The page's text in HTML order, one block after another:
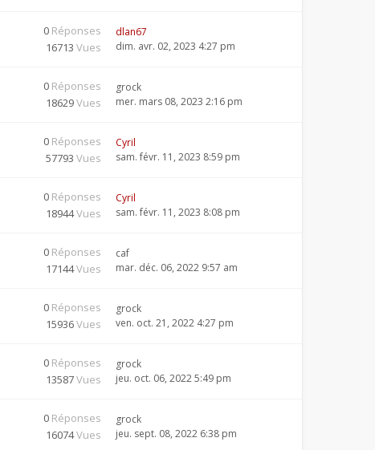
0 Réponses
16713 Vues
dlan67
dim. avr. 02, 2023 4:27 pm
0 Réponses
18629Vues
grock
mer. mars 08, 2023 2:16 pm
0 Réponses
57793 Vues
Cyril
sam. févr. 11, 2023 8:59 pm
0 Réponses
18944Vues
Cyril
sam. févr. 11, 2023 8:08 pm
0 Réponses
17144Vues
caf
mar. déc. 06, 2022 9:57 am
0 Réponses
15936Vues
grock
ven. oct. 21, 2022 4:27 pm
0 Réponses
13587Vues
grock
jeu. oct. 06, 2022 5:49 pm
0 Réponses
16074Vues
grock
jeu. sept. 08, 2022 6:38 pm